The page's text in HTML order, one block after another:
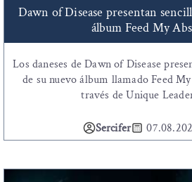
Dawn of Disease presentan
álbum Feed My
Los daneses de Dawn of Disease
de su nuevo álbum llamado Feed
través de Unique
Sercifer